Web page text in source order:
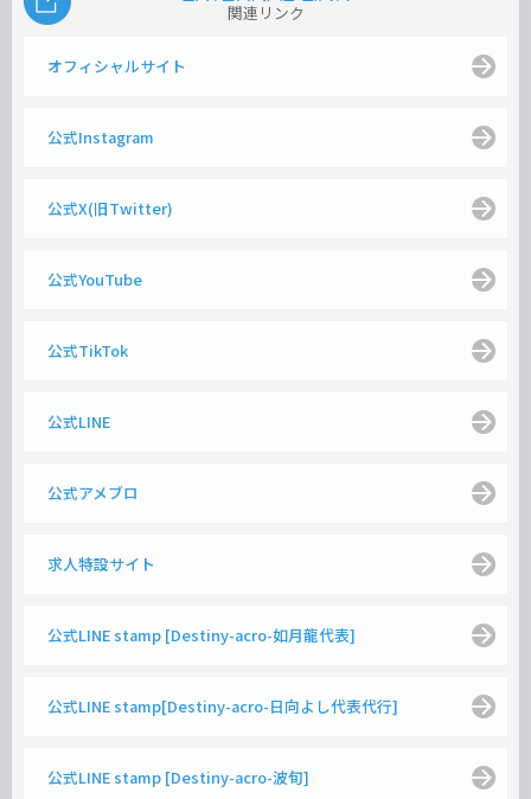
関連リンク
オフィシャルサイト
公式Instagram
公式X(旧Twitter)
公式YouTube
公式TikTok
公式LINE
公式アメブロ
求人特設サイト
公式LINE stamp [Destiny-acro-如月龍代表]
公式LINE stamp[Destiny-acro-日向よし代表代行]
公式LINE stamp [Destiny-acro-波旬]